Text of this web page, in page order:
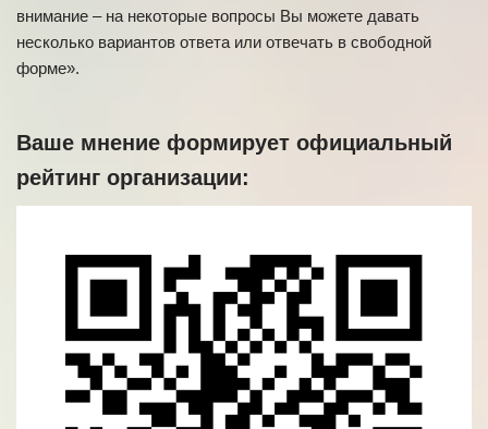
внимание – на некоторые вопросы Вы можете давать
несколько вариантов ответа или отвечать в свободной
форме».
Ваше мнение формирует официальный
рейтинг организации: